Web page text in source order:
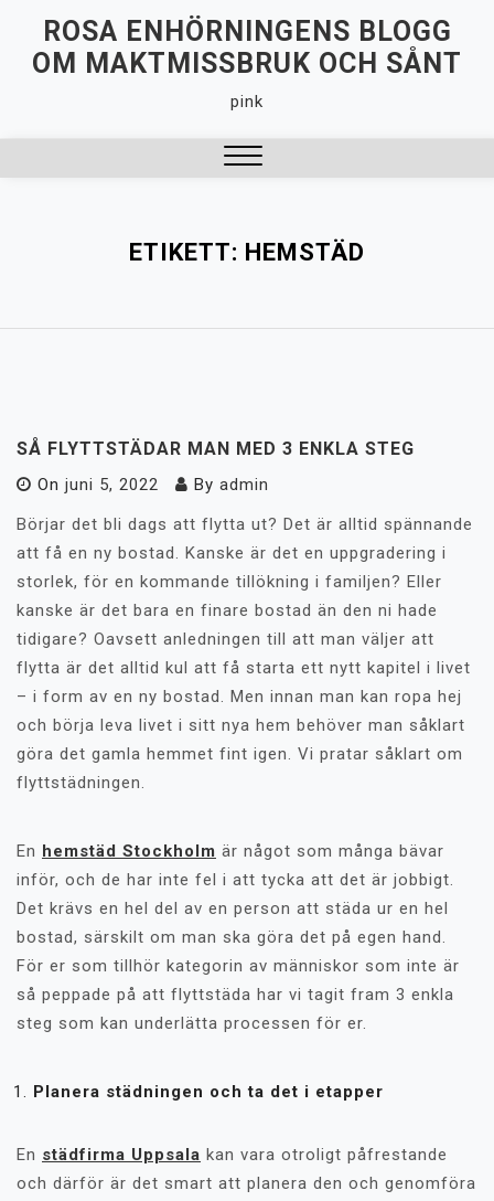
innehåll
ROSA ENHÖRNINGENS BLOGG
OM MAKTMISSBRUK OCH SÅNT
pink
ETIKETT: HEMSTÄD
SÅ FLYTTSTÄDAR MAN MED 3 ENKLA STEG
On juni 5, 2022 By admin
Börjar det bli dags att flytta ut? Det är alltid spännande
att få en ny bostad. Kanske är det en uppgradering i
storlek, för en kommande tillökning i familjen? Eller
kanske är det bara en finare bostad än den ni hade
tidigare? Oavsett anledningen till att man väljer att
flytta är det alltid kul att få starta ett nytt kapitel i livet
– i form av en ny bostad. Men innan man kan ropa hej
och börja leva livet i sitt nya hem behöver man såklart
göra det gamla hemmet fint igen. Vi pratar såklart om
flyttstädningen.
En hemstäd Stockholm är något som många bävar
inför, och de har inte fel i att tycka att det är jobbigt.
Det krävs en hel del av en person att städa ur en hel
bostad, särskilt om man ska göra det på egen hand.
För er som tillhör kategorin av människor som inte är
så peppade på att flyttstäda har vi tagit fram 3 enkla
steg som kan underlätta processen för er.
Planera städningen och ta det i etapper
En städfirma Uppsala kan vara otroligt påfrestande
och därför är det smart att planera den och genomföra